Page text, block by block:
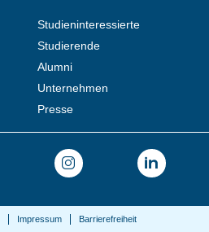
Studieninteressierte
Studierende
Alumni
Unternehmen
Presse
Impressum Barrierefreiheit